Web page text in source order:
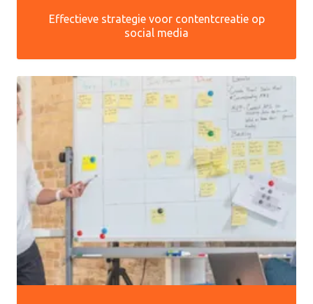
Effectieve strategie voor contentcreatie op
social media